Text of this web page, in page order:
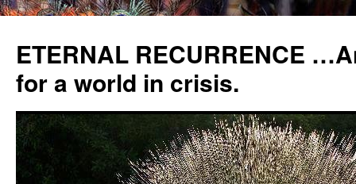
ETERNAL RECURRENCE
for a world in crisis.